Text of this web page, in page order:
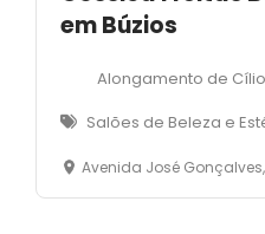
em Búzios
Alongamento de
Salões de Beleza e
Avenida José Gonçalves, 480 - Loja 02- José Gonçalves-